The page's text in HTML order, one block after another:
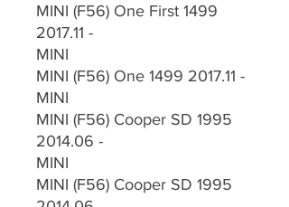
MINI (F56) One First 1499
2017.11 -
MINI
MINI (F56) One 1499 2017.11 -
MINI
MINI (F56) Cooper SD 1995
2014.06 -
MINI
MINI (F56) Cooper SD 1995